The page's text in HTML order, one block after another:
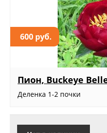
600 руб.
Пион, Buckeye
Деленка 1-2 почки